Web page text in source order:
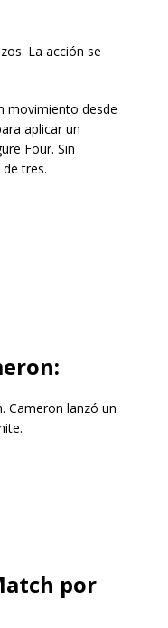
La acción se
movimiento desde
aplicar un
Four. Sin
tres.
Cameron lanzó un
por